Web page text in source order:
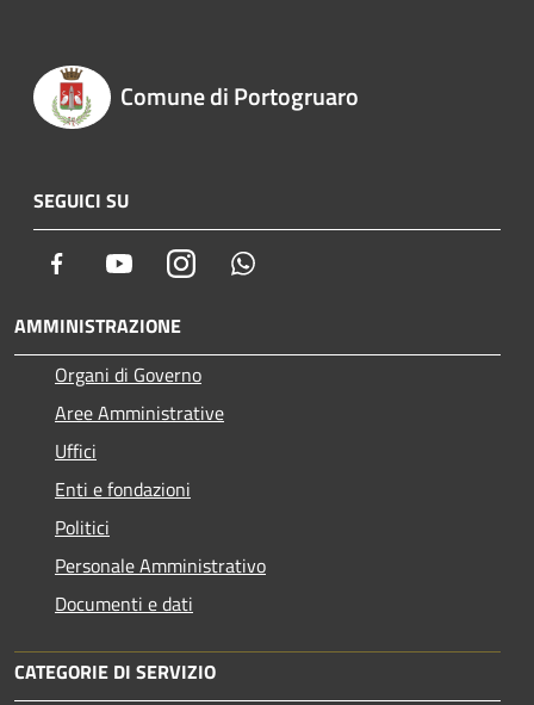
Comune di Portogruaro
SEGUICI SU
Facebook YoutubeInstagram
AMMINISTRAZIONE
Organi di Governo
Aree Amministrative
Uffici
Enti e fondazioni
Politici
Personale Amministrativo
Documenti e dati
CATEGORIE DI SERVIZIO